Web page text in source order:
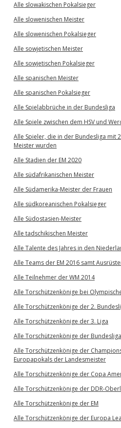
Alle slowakischen Pokalsieger
Alle slowenischen Meister
Alle slowenischen Pokalsieger
Alle sowjetischen Meister
Alle sowjetischen Pokalsieger
Alle spanischen Meister
Alle spanischen Pokalsieger
Alle Spielabbrüche in der Bundesliga
Alle Spiele zwischen dem HSV und
Alle Spieler, die in der Bundesliga mit
Meister wurden
Alle Stadien der EM 2020
Alle südafrikanischen Meister
Alle Südamerika-Meister der Frauen
Alle südkoreanischen Pokalsieger
Alle Südostasien-Meister
Alle tadschikischen Meister
Alle Talente des Jahres in den
Alle Teams der EM 2016 samt
Alle Teilnehmer der WM 2014
Alle Torschützenkönige bei
Alle Torschützenkönige der 2.
Alle Torschützenkönige der 3. Liga
Alle Torschützenkönige der Bundesliga
Alle Torschützenkönige der
Europapokals der Landesmeister
Alle Torschützenkönige der Copa
Alle Torschützenkönige der DDR-
Alle Torschützenkönige der EM
Alle Torschützenkönige der Europa